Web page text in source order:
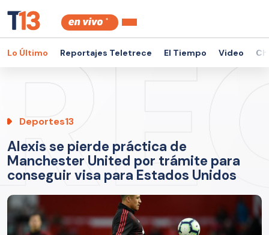
Lo Último Reportajes Teletrece El Tiempo Video
Deportes13
Alexis se pierde práctica de
Manchester United por trámite para
conseguir visa para Estados Unidos